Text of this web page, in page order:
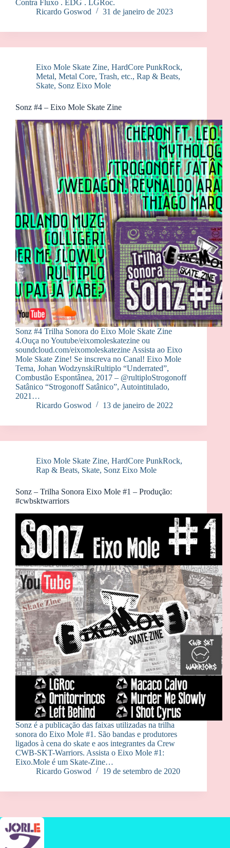
Contra Fluxo . EDG . LGRoc.
Ricardo Goswod
31 de janeiro de 2023
Eixo Mole Skate Zine, HardCore PunkRock,
Metal, Metal Core, Trash, etc., Rap & Beats,
Skate, Sonz Eixo Mole
Sonz #4 – Eixo Mole Skate Zine
Sonz #4 Trilha Sonora do Eixo Mole Skate Zine
4.Ouça no Youtube/eixomoleskatezine ou
soundcloud.com/eixomoleskatezine Assista ao Eixo
Mole Skate Zine! Se inscreva no Canal! Eixo Mole
Tema, Johan WodzynskiRultiplo “Underrated”,
Combustão Espontânea, 2017 – @rultiploStrogonoff
Satânico “Strogonoff Satânico”, Autointitulado,
2021…
Ricardo Goswod
13 de janeiro de 2022
Eixo Mole Skate Zine, HardCore PunkRock,
Rap & Beats, Skate, Sonz Eixo Mole
Sonz – Trilha Sonora Eixo Mole #1 – Produção:
#cwbsktwarriors
Sonz é a publicação das faixas utilizadas na trilha
sonora do Eixo Mole #1. São bandas e produtores
ligados à cena do skate e aos integrantes da Crew
CWB-SKT-Warriors. Assista o Eixo Mole #1:
Eixo.Mole é um Skate-Zine…
Ricardo Goswod
19 de setembro de 2020